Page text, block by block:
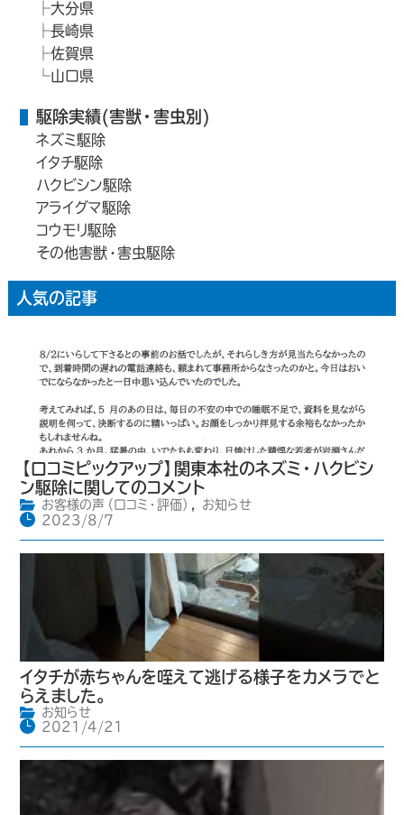
大分県
長崎県
佐賀県
山口県
駆除実績(害獣・害虫別)
ネズミ駆除
イタチ駆除
ハクビシン駆除
アライグマ駆除
コウモリ駆除
その他害獣・害虫駆除
人気の記事
【口コミピックアップ】関東本社のネズミ・ハクビシ
ン駆除に関してのコメント
お客様の声（口コミ・評価） ,
お知らせ
2023/8/7
イタチが赤ちゃんを咥えて逃げる様子をカメラでと
らえました。
お知らせ
2021/4/21